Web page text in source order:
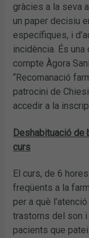
gràcies a la seva
un paper decisiu
específiques, i
incidència. És
compte Àgora
“Recomanació
patrocini de
accedir a la
Deshabituació
curs
El curs, de 6
freqüents a la
per a què
trastorns del son i
pacients que